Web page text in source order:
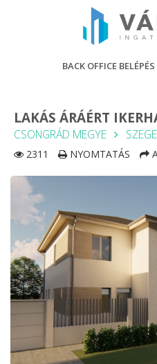
BACK OFFICE BELÉPÉS
LAKÁS ÁRÁÉRT
CSONGRÁD MEGYE
2311 NYOMTATÁS